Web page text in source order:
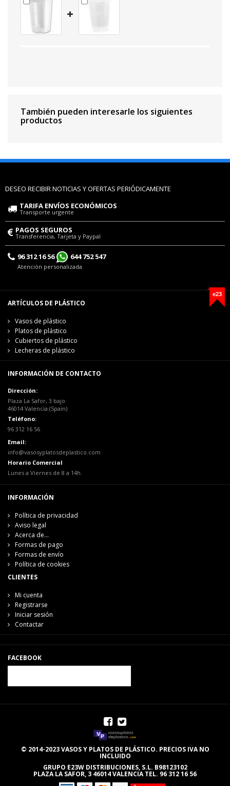
También pueden interesarle los siguientes
productos
DESEO RECIBIR NOTICIAS Y OFERTAS PERIÓDICAMENTE
TARIFA ENVÍOS ECONÓMICOS
Transporte urgente
PAGOS SEGUROS
Transferencia, Tarjeta y Paypal
96 312 16 56 644 752 547
Atención personalizada
e23
ARTÍCULOS DE PLÁSTICO
Vasos de plástico
Platos de plástico
Cubiertos de plástico
Lecheras de plástico
INFORMACIÓN DE CONTACTO
Dirección:
Plaza La Safor, 3 bajo
46014 Valencia (Spain)
Teléfono:
96 312 16 56
Email:
info@vasosyplatosdeplastico.com
Horario Comercial
Lunes a Viernes de 8 a 14h.
INFORMACIÓN
Política de privacidad
Aviso legal
Acerca de...
Formas de pago
Formas de envío
Política de cookies
CLIENTES
Mi cuenta
Registrarse
Iniciar sesión
Contactar
FACEBOOK
© 2014-2023 VASOS Y PLATOS DE PLÁSTICO. PRECIOS IVA NO
INCLUIDO
GRUPO E23W DISTRIBUCIONES, S.L. B98123102
PLAZA LA SAFOR, 3 46014 VALENCIA TEL. 96 312 16 56